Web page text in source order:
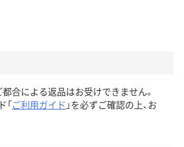
都合による返品はお受けできません。
「ご利用ガイド 」を必ずご確認の上、お